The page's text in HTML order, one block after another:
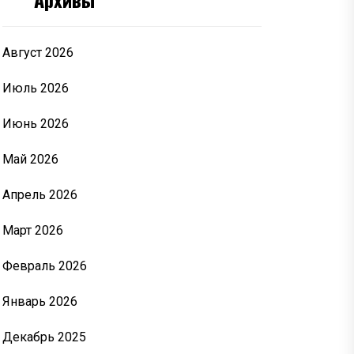
Август 2026
Июль 2026
Июнь 2026
Май 2026
Апрель 2026
Март 2026
Февраль 2026
Январь 2026
Декабрь 2025